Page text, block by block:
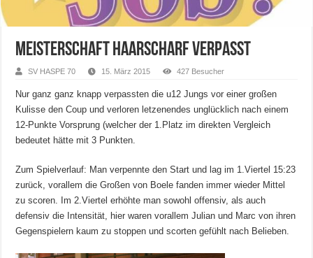
Meisterschaft haarscharf verpasst
SV HASPE 70 15. März 2015 427 Besucher
Nur ganz ganz knapp verpassten die u12 Jungs vor einer großen
Kulisse den Coup und verloren letzenendes unglücklich nach einem
12-Punkte Vorsprung (welcher der 1.Platz im direkten Vergleich
bedeutet hätte mit 3 Punkten.
Zum Spielverlauf: Man verpennte den Start und lag im 1.Viertel 15:23
zurück, vorallem die Großen von Boele fanden immer wieder Mittel
zu scoren. Im 2.Viertel erhöhte man sowohl offensiv, als auch
defensiv die Intensität, hier waren vorallem Julian und Marc von ihren
Gegenspielern kaum zu stoppen und scorten gefühlt nach Belieben.